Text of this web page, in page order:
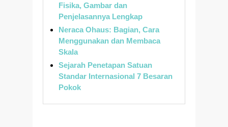
Fisika, Gambar dan
Penjelasannya Lengkap
Neraca Ohaus: Bagian, Cara
Menggunakan dan Membaca
Skala
Sejarah Penetapan Satuan
Standar Internasional 7 Besaran
Pokok